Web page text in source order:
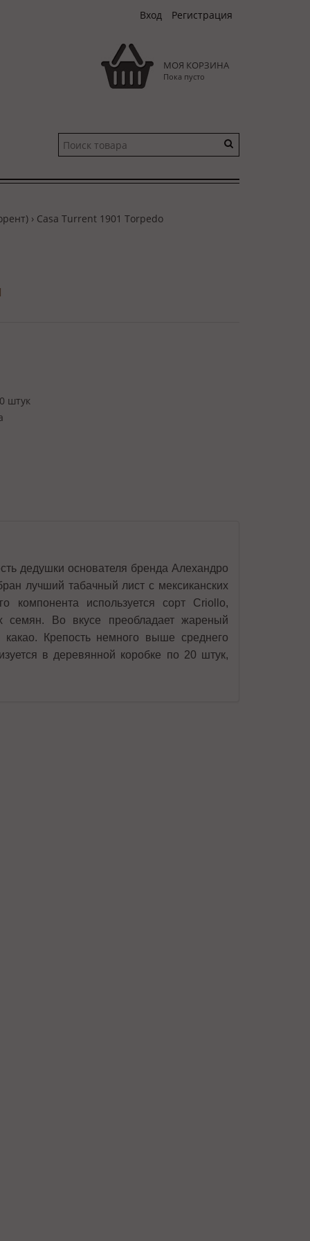
Вход Регистрация
МОЯ КОРЗИНА
Пока пусто
› Casa Turrent 1901 Torpedo
штук
дедушки основателя бренда Алехандро
лучший табачный лист с мексиканских
используется сорт Criollo,
семян. Во вкусе преобладает жареный
Крепость немного выше среднего
в деревянной коробке по 20 штук,